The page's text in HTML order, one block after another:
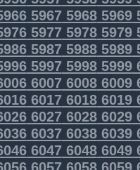
596759685969
597759785979
598759885989
599759985999
600760086009
601760186019
602760286029
603760386039
604760486049